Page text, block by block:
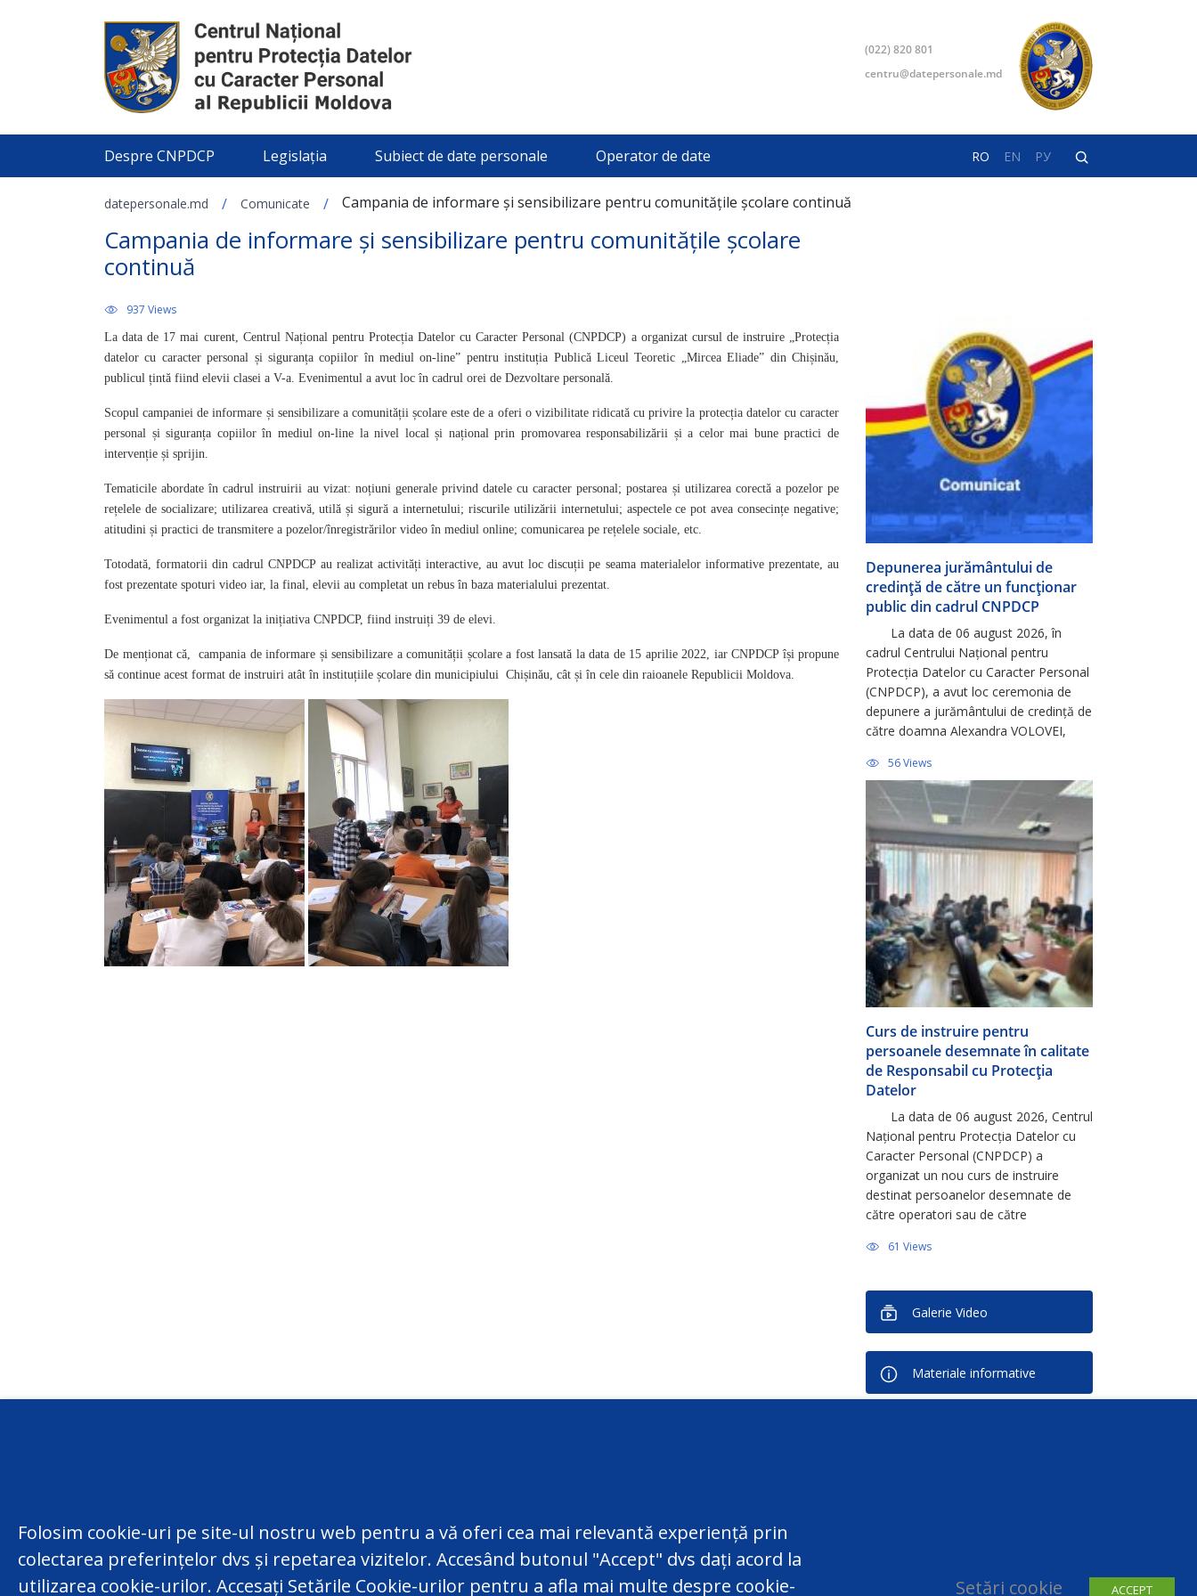
(022) 820 801
centru@datepersonale.md
Despre CNPDCP Legislația Subiect de date personale Operator de date RO EN РУ
datepersonale.md / Comunicate / Campania de informare și sensibilizare pentru comunitățile școlare continuă
Campania de informare și sensibilizare pentru comunitățile școlare
continuă
937 Views
La data de 17 mai curent, Centrul Național pentru Protecția Datelor cu Caracter Personal (CNPDCP) a organizat cursul de instruire „Protecția
datelor cu caracter personal și siguranța copiilor în mediul on-line” pentru instituția Publică Liceul Teoretic „Mircea Eliade” din Chișinău,
publicul țintă fiind elevii clasei a V-a. Evenimentul a avut loc în cadrul orei de Dezvoltare personală.
Scopul campaniei de informare și sensibilizare a comunității școlare este de a oferi o vizibilitate ridicată cu privire la protecția datelor cu caracter
personal și siguranța copiilor în mediul on-line la nivel local și național prin promovarea responsabilizării și a celor mai bune practici de
intervenție și sprijin.
Tematicile abordate în cadrul instruirii au vizat: noțiuni generale privind datele cu caracter personal; postarea și utilizarea corectă a pozelor pe
rețelele de socializare; utilizarea creativă, utilă și sigură a internetului; riscurile utilizării internetului; aspectele ce pot avea consecințe negative;
atitudini și practici de transmitere a pozelor/înregistrărilor video în mediul online; comunicarea pe rețelele sociale, etc.
Totodată, formatorii din cadrul CNPDCP au realizat activități interactive, au avut loc discuții pe seama materialelor informative prezentate, au
fost prezentate spoturi video iar, la final, elevii au completat un rebus în baza materialului prezentat.
Evenimentul a fost organizat la inițiativa CNPDCP, fiind instruiți 39 de elevi.
De menționat că, campania de informare și sensibilizare a comunității școlare a fost lansată la data de 15 aprilie 2022, iar CNPDCP își propune
să continue acest format de instruiri atât în instituțiile școlare din municipiului Chișinău, cât și în cele din raioanele Republicii Moldova.
Depunerea jurământului de
credință de către un funcționar
public din cadrul CNPDCP
La data de 06 august 2026, în
cadrul Centrului Național pentru
Protecția Datelor cu Caracter Personal
(CNPDCP), a avut loc ceremonia de
depunere a jurământului de credință de
către doamna Alexandra VOLOVEI,
Direcției Relații Externe și Integrare
Europeană, ca urmare a promovării cu
succes a perioadei de probă […]
56 Views
Curs de instruire pentru
persoanele desemnate în calitate
de Responsabil cu Protecția
Datelor
La data de 06 august 2026, Centrul
Național pentru Protecția Datelor cu
Caracter Personal (CNPDCP) a
organizat un nou curs de instruire
destinat persoanelor desemnate de
către operatori sau de către
în calitate de Responsabil cu Protecția
DPO). Activitatea face […]
61 Views
Galerie Video
Materiale informative
facebook
youtube
(022) 820 801
MD-2004, Republica Moldova, mun.
Chisinau, str. Serghei Lazo nr. 48
Informație utilă
Harta Site
Versiune veche a site-ului
Folosim cookie-uri pe site-ul nostru web pentru a vă oferi cea mai relevantă experiență prin
colectarea preferințelor dvs și repetarea vizitelor. Accesând butonul "Accept" dvs dați acord la
utilizarea cookie-urilor. Accesați Setările Cookie-urilor pentru a afla mai multe despre cookie-
Setări cookie ACCEPT